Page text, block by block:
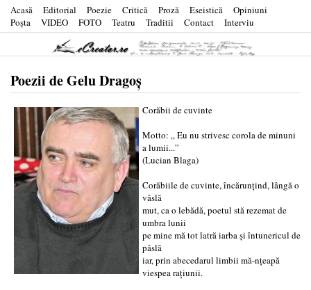
Acasă Editorial Poezie Critică Proză Eseistică
Opiniuni
Poşta
VIDEO FOTO Teatru Traditii Contact Interviu
Poezii de Gelu Dragoș
Corăbii de cuvinte
Motto: „ Eu nu strivesc corola de minuni
a lumii...”
(Lucian Blaga)
Corăbiile de cuvinte, încărunţind, lângă o
vâslă
mut, ca o lebădă, poetul stă rezemat de
umbra lunii
pe mine mă tot latră iarba şi întunericul de
pâslă
iar, prin abecedarul limbii mă-nţeapă
viespea raţiunii.